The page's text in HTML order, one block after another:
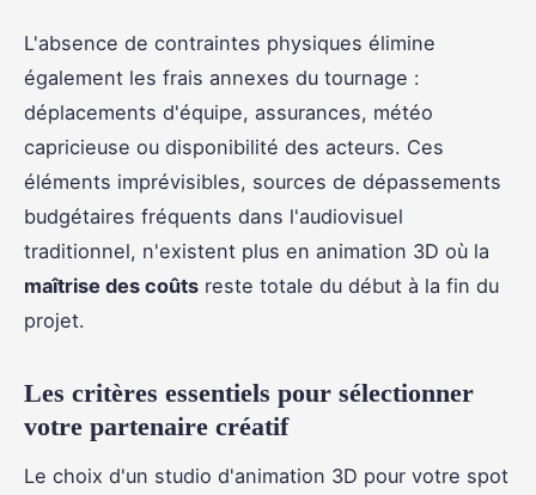
L'absence de contraintes physiques élimine
également les frais annexes du tournage :
déplacements d'équipe, assurances, météo
capricieuse ou disponibilité des acteurs. Ces
éléments imprévisibles, sources de dépassements
budgétaires fréquents dans l'audiovisuel
traditionnel, n'existent plus en animation 3D où la
maîtrise des coûts reste totale du début à la fin du
projet.
Les critères essentiels pour sélectionner
votre partenaire créatif
Le choix d'un studio d'animation 3D pour votre spot